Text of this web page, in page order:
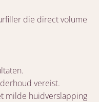
die direct volume
vereist.
milde huidverslapping